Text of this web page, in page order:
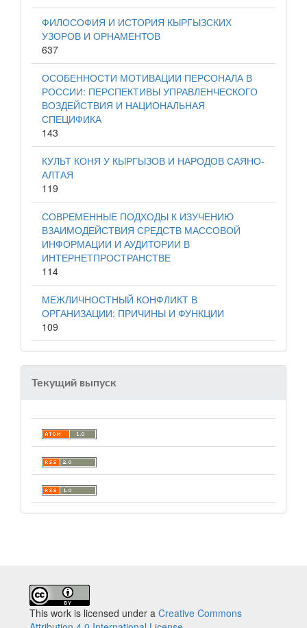
ФИЛОСОФИЯ И ИСТОРИЯ КЫРГЫЗСКИХ
УЗОРОВ И ОРНАМЕНТОВ
637
ОСОБЕННОСТИ МОТИВАЦИИ ПЕРСОНАЛА В
РОССИИ: ПЕРСПЕКТИВЫ УПРАВЛЕНЧЕСКОГО
ВОЗДЕЙСТВИЯ И НАЦИОНАЛЬНАЯ
СПЕЦИФИКА
143
КУЛЬТ КОНЯ У КЫРГЫЗОВ И НАРОДОВ САЯНО-
АЛТАЯ
119
СОВРЕМЕННЫЕ ПОДХОДЫ К ИЗУЧЕНИЮ
ВЗАИМОДЕЙСТВИЯ СРЕДСТВ МАССОВОЙ
ИНФОРМАЦИИ И АУДИТОРИИ В
ИНТЕРНЕТПРОСТРАНСТВЕ
114
МЕЖЛИЧНОСТНЫЙ КОНФЛИКТ В
ОРГАНИЗАЦИИ: ПРИЧИНЫ И ФУНКЦИИ
109
Текущий выпуск
This work is licensed under a Creative Commons